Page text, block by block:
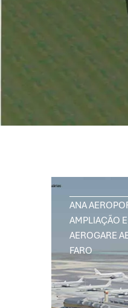
ANA
AMPLIAÇÃO
AEROGARE
FARO